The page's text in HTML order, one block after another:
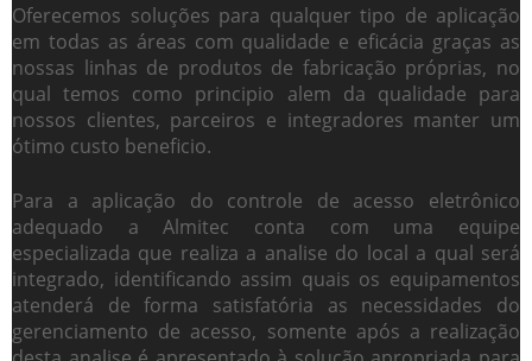
Oferecemos soluções para qualquer tipo de aplicação
em todas as áreas com qualidade e eficácia graças as
nossas linhas de produtos de fabricação próprias, no
qual temos como principio alem da qualidade para
nossos clientes, parceiros e integradores manter um
ótimo custo beneficio.
Para a aplicação do controle de acesso eletrônico
adequado a Almitec conta com uma equipe
especializada que realiza a analise do local a qual será
integrado, identificando assim quais os equipamentos
atenderá de forma satisfatória as necessidades do
gerenciamento de acesso, somente após a realização